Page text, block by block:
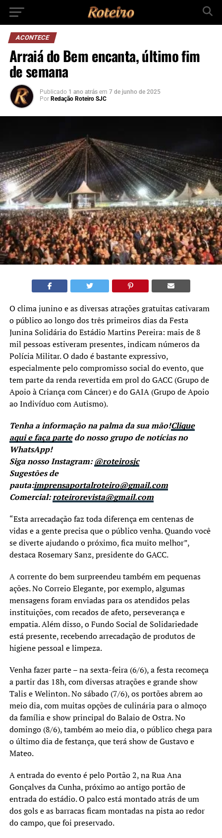
ACONTECE
Arraiá do Bem encanta, último fim
de semana
Publicado 1 ano atrás em 7 de junho de 2025
Por Redação Roteiro SJC
O clima junino e as diversas atrações gratuitas cativaram
o público ao longo dos três primeiros dias da Festa
Junina Solidária do Estádio Martins Pereira: mais de 8
mil pessoas estiveram presentes, indicam números da
Polícia Militar. O dado é bastante expressivo,
especialmente pelo compromisso social do evento, que
tem parte da renda revertida em prol do GACC (Grupo de
Apoio à Criança com Câncer) e do GAIA (Grupo de Apoio
ao Indivíduo com Autismo).
Tenha a informação na palma da sua mão!Clique
aqui e faça partedo nosso grupo de notícias no
WhatsApp!
Siga nosso Instagram:@roteirosjc
Sugestões de
pauta:imprensaportalroteiro@gmail.com
Comercial:roteirorevista@gmail.com
“Esta arrecadação faz toda diferença em centenas de
vidas e a gente precisa que o público venha. Quando você
se diverte ajudando o próximo, fica muito melhor”,
destaca Rosemary Sanz, presidente do GACC.
A corrente do bem surpreendeu também em pequenas
ações. No Correio Elegante, por exemplo, algumas
mensagens foram enviadas para os atendidos pelas
instituições, com recados de afeto, perseverança e
empatia. Além disso, o Fundo Social de Solidariedade
está presente, recebendo arrecadação de produtos de
higiene pessoal e limpeza.
Venha fazer parte – na sexta-feira (6/6), a festa recomeça
a partir das 18h, com diversas atrações e grande show
Talis e Welinton. No sábado (7/6), os portões abrem ao
meio dia, com muitas opções de culinária para o almoço
da família e show principal do Balaio de Ostra. No
domingo (8/6), também ao meio dia, o público chega para
o último dia de festança, que terá show de Gustavo e
Mateo.
A entrada do evento é pelo Portão 2, na Rua Ana
Gonçalves da Cunha, próximo ao antigo portão de
entrada do estádio. O palco está montado atrás de um
dos gols e as barracas ficam montadas na pista ao redor
do campo, que foi preservado.